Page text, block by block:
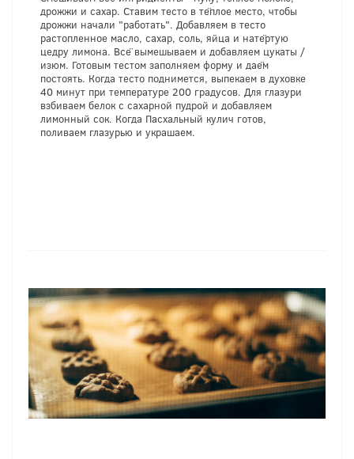
дрожжи и сахар. Ставим тесто в тёплое место, чтобы
дрожжи начали "работать". Добавляем в тесто
растопленное масло, сахар, соль, яйца и натёртую
цедру лимона. Всё вымешываем и добавляем цукаты /
изюм. Готовым тестом заполняем форму и даём
постоять. Когда тесто поднимется, выпекаем в духовке
40 минут при температуре 200 градусов. Для глазури
взбиваем белок с сахарной пудрой и добавляем
лимонный сок. Когда Пасхальный кулич готов,
поливаем глазурью и украшаем.